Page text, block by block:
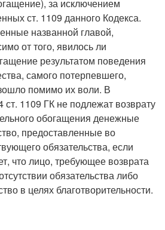
за исключением
ст. 1109 данного Кодекса.
названной главой,
от того, явилось ли
результатом поведения
самого потерпевшего,
помимо их воли. В
ст. 1109 ГК не подлежат возврату
обогащения денежные
предоставленные во
обязательства, если
что лицо, требующее возврата
обязательства либо
в целях благотворительности.